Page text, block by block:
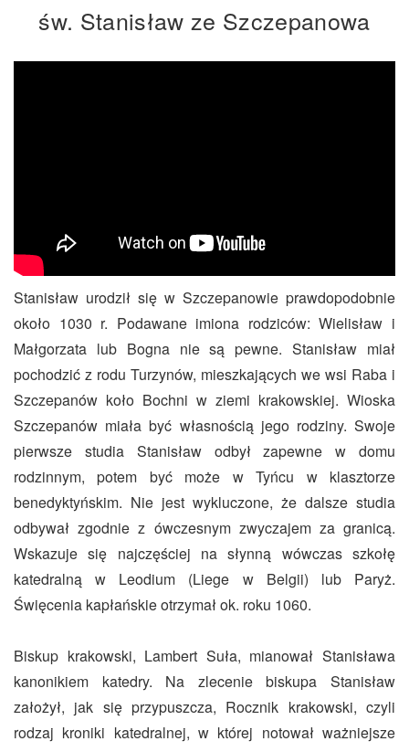
św. Stanisław ze Szczepanowa
Stanisław urodził się w Szczepanowie prawdopodobnie
około 1030 r. Podawane imiona rodziców: Wielisław i
Małgorzata lub Bogna nie są pewne. Stanisław miał
pochodzić z rodu Turzynów, mieszkających we wsi Raba i
Szczepanów koło Bochni w ziemi krakowskiej. Wioska
Szczepanów miała być własnością jego rodziny. Swoje
pierwsze studia Stanisław odbył zapewne w domu
rodzinnym, potem być może w Tyńcu w klasztorze
benedyktyńskim. Nie jest wykluczone, że dalsze studia
odbywał zgodnie z ówczesnym zwyczajem za granicą.
Wskazuje się najczęściej na słynną wówczas szkołę
katedralną w Leodium (Liege w Belgii) lub Paryż.
Święcenia kapłańskie otrzymał ok. roku 1060.
Biskup krakowski, Lambert Suła, mianował Stanisława
kanonikiem katedry. Na zlecenie biskupa Stanisław
założył, jak się przypuszcza, Rocznik krakowski, czyli
rodzaj kroniki katedralnej, w której notował ważniejsze